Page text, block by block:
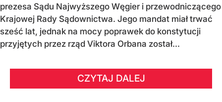
prezesa Sądu Najwyższego Węgier i przewodniczącego
Krajowej Rady Sądownictwa. Jego mandat miał trwać
sześć lat, jednak na mocy poprawek do konstytucji
przyjętych przez rząd Viktora Orbana został...
CZYTAJ DALEJ